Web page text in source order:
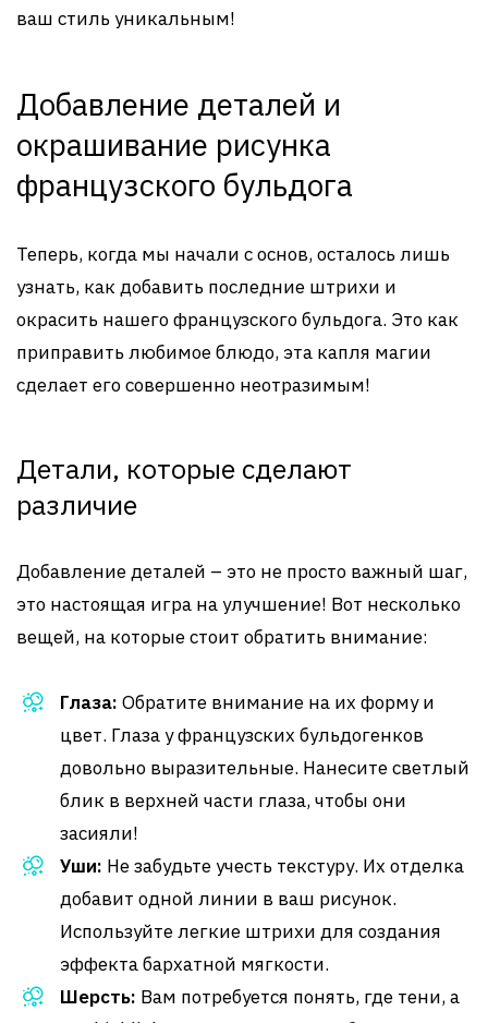
ваш стиль уникальным!
Добавление деталей и
окрашивание рисунка
французского бульдога
Теперь, когда мы начали с основ, осталось лишь
узнать, как добавить последние штрихи и
окрасить нашего французского бульдога. Это как
приправить любимое блюдо, эта капля магии
сделает его совершенно неотразимым!
Детали, которые сделают
различие
Добавление деталей – это не просто важный шаг,
это настоящая игра на улучшение! Вот несколько
вещей, на которые стоит обратить внимание:
Глаза: Обратите внимание на их форму и
цвет. Глаза у французских бульдогенков
довольно выразительные. Нанесите светлый
блик в верхней части глаза, чтобы они
засияли!
Уши: Не забудьте учесть текстуру. Их отделка
добавит одной линии в ваш рисунок.
Используйте легкие штрихи для создания
эффекта бархатной мягкости.
Шерсть: Вам потребуется понять, где тени, а